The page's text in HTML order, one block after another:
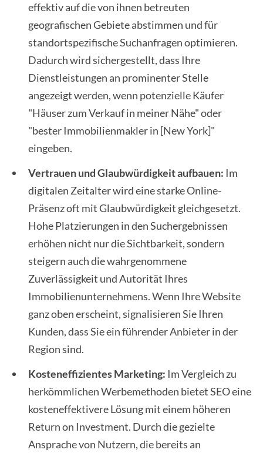
effektiv auf die von ihnen betreuten
geografischen Gebiete abstimmen und für
standortspezifische Suchanfragen optimieren.
Dadurch wird sichergestellt, dass Ihre
Dienstleistungen an prominenter Stelle
angezeigt werden, wenn potenzielle Käufer
"Häuser zum Verkauf in meiner Nähe" oder
"bester Immobilienmakler in [New York]"
eingeben.
Vertrauen und Glaubwürdigkeit aufbauen: Im
digitalen Zeitalter wird eine starke Online-
Präsenz oft mit Glaubwürdigkeit gleichgesetzt.
Hohe Platzierungen in den Suchergebnissen
erhöhen nicht nur die Sichtbarkeit, sondern
steigern auch die wahrgenommene
Zuverlässigkeit und Autorität Ihres
Immobilienunternehmens. Wenn Ihre Website
ganz oben erscheint, signalisieren Sie Ihren
Kunden, dass Sie ein führender Anbieter in der
Region sind.
Kosteneffizientes Marketing: Im Vergleich zu
herkömmlichen Werbemethoden bietet SEO eine
kosteneffektivere Lösung mit einem höheren
Return on Investment. Durch die gezielte
Ansprache von Nutzern, die bereits an